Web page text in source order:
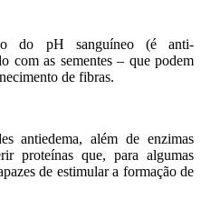
do pH sanguíneo (é anti-
com as sementes – que podem
de fibras.
antiedema, além de enzimas
proteínas que, para algumas
de estimular a formação de